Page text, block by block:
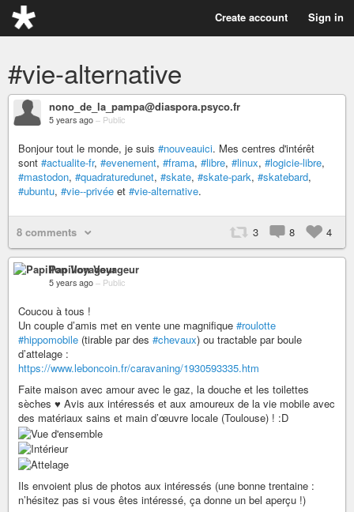
Create account Sign in
#vie-alternative
nono_de_la_pampa@diaspora.psyco.fr
5 years ago – Public
Bonjour tout le monde, je suis #nouveauici. Mes centres d'intérêt
sont #actualite-fr, #evenement, #frama, #libre, #linux, #logicie-libre,
#mastodon, #quadraturedunet, #skate, #skate-park, #skatebard,
#ubuntu, #vie--privée et #vie-alternative.
8 comments 3 8 4
Papillon Voyageur
5 years ago – Public
Coucou à tous !
Un couple d’amis met en vente une magnifique #roulotte
#hippomobile (tirable par des #chevaux) ou tractable par boule
d’attelage :
https://www.leboncoin.fr/caravaning/1930593335.htm
Faite maison avec amour avec le gaz, la douche et les toilettes
sèches ♥ Avis aux intéressés et aux amoureux de la vie mobile avec
des matériaux sains et main d’œuvre locale (Toulouse) ! :D
Ils envoient plus de photos aux intéressés (une bonne trentaine :
n’hésitez pas si vous êtes intéressé, ça donne un bel aperçu !)